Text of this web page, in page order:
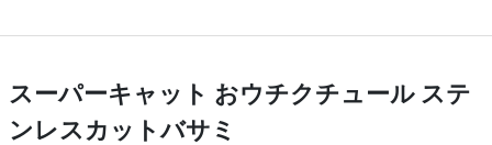
スーパーキャット おウチクチュール ステ
ンレスカットバサミ